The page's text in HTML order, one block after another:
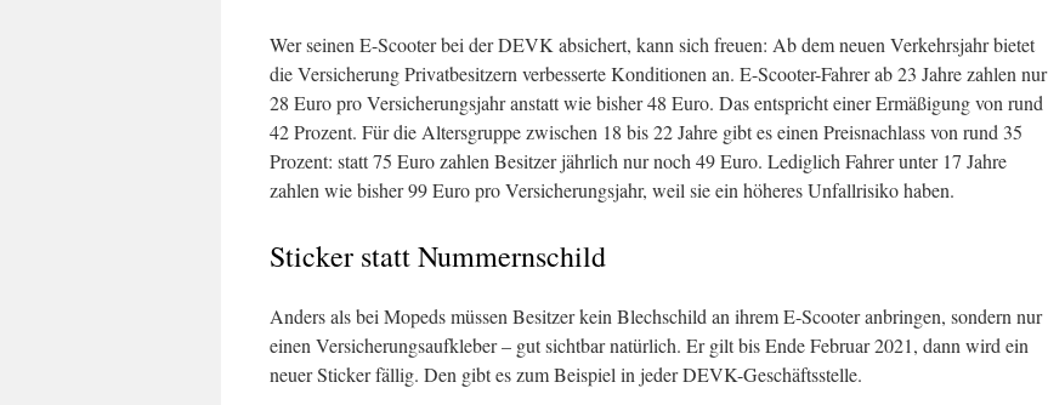
Wer seinen E-Scooter bei der DEVK absichert, kann sich freuen: Ab dem neuen Verkehrsjahr bietet
die Versicherung Privatbesitzern verbesserte Konditionen an. E-Scooter-Fahrer ab 23 Jahre zahlen nur
28 Euro pro Versicherungsjahr anstatt wie bisher 48 Euro. Das entspricht einer Ermäßigung von rund
42 Prozent. Für die Altersgruppe zwischen 18 bis 22 Jahre gibt es einen Preisnachlass von rund 35
Prozent: statt 75 Euro zahlen Besitzer jährlich nur noch 49 Euro. Lediglich Fahrer unter 17 Jahre
zahlen wie bisher 99 Euro pro Versicherungsjahr, weil sie ein höheres Unfallrisiko haben.
Sticker statt Nummernschild
Anders als bei Mopeds müssen Besitzer kein Blechschild an ihrem E-Scooter anbringen, sondern nur
einen Versicherungsaufkleber – gut sichtbar natürlich. Er gilt bis Ende Februar 2021, dann wird ein
neuer Sticker fällig. Den gibt es zum Beispiel in jeder DEVK-Geschäftsstelle.